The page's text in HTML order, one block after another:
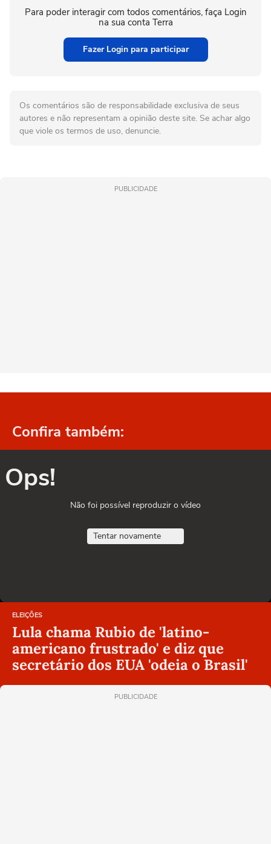
Para poder interagir com todos comentários, faça Login
na sua conta Terra
Fazer Login para participar
Os comentários são de responsabilidade exclusiva de seus
autores e não representam a opinião deste site. Se achar algo
que viole os termos de uso, denuncie.
PUBLICIDADE
Confira também:
Ops!
Não foi possível reproduzir o vídeo
Tentar novamente
ELEIÇÕES
Lula chama Rubio de 'latino-
americano frustrado' e diz que
secretário dos EUA 'odeia o Brasil'
PUBLICIDADE